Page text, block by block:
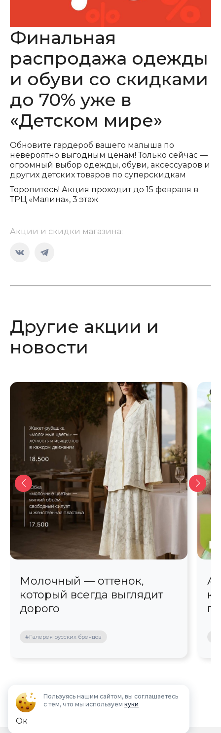
Финальная
распродажа одежды
и обуви со скидками
до 70% уже в
«Детском мире»
Обновите гардероб вашего малыша по
невероятно выгодным ценам! Только сейчас —
огромный выбор одежды, обуви, аксессуаров и
других детских товаров по суперскидкам
Торопитесь! Акция проходит до 15 февраля в
ТРЦ «Малина», 3 этаж
Акции и скидки магазина:
Страница
открывается
окне
Страница
открывается
окне
Другие акции и
новости
Молочный — оттенок,
который всегда выглядит
дорого
#Галерея русских брендов
Пользуясь нашим сайтом, вы соглашаетесь
с тем, что мы используем куки
Ок